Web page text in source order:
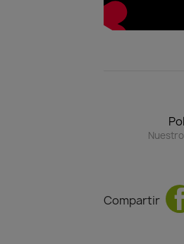
Compartir